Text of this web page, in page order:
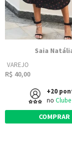
Saia
VAREJO
R$ 40,00
+20
no Clube
COMPRAR